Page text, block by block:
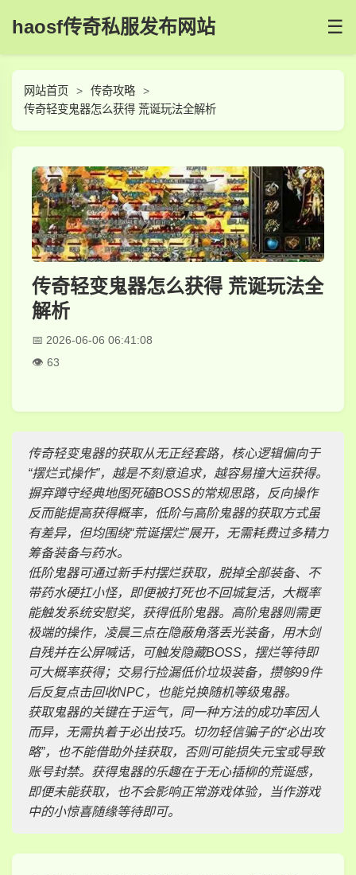
haosf传奇私服发布网站 ☰
网站首页
传奇攻略
传奇轻变鬼器怎么获得 荒诞玩法全解析
传奇轻变鬼器怎么获得 荒诞玩法全
解析
2026-06-06 06:41:08
63
传奇轻变鬼器的获取从无正经套路，核心逻辑偏向于
“摆烂式操作”，越是不刻意追求，越容易撞大运获得。
摒弃蹲守经典地图死磕BOSS的常规思路，反向操作
反而能提高获得概率，低阶与高阶鬼器的获取方式虽
有差异，但均围绕“荒诞摆烂”展开，无需耗费过多精力
筹备装备与药水。
低阶鬼器可通过新手村摆烂获取，脱掉全部装备、不
带药水硬扛小怪，即便被打死也不回城复活，大概率
能触发系统安慰奖，获得低阶鬼器。高阶鬼器则需更
极端的操作，凌晨三点在隐蔽角落丢光装备，用木剑
自残并在公屏喊话，可触发隐藏BOSS，摆烂等待即
可大概率获得；交易行捡漏低价垃圾装备，攒够99件
后反复点击回收NPC，也能兑换随机等级鬼器。
获取鬼器的关键在于运气，同一种方法的成功率因人
而异，无需执着于必出技巧。切勿轻信骗子的“必出攻
略”，也不能借助外挂获取，否则可能损失元宝或导致
账号封禁。获得鬼器的乐趣在于无心插柳的荒诞感，
即便未能获取，也不会影响正常游戏体验，当作游戏
中的小惊喜随缘等待即可。